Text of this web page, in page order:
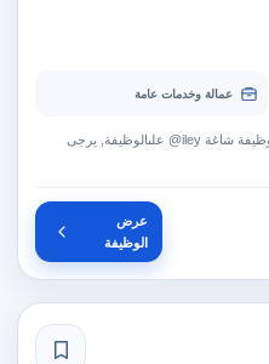
عمالة وخدمات عامة
تعلن شركة م اس للادارة والخدمات فيعمعن وظيفة شاغة ‎ey‏‎@il‏ علىالوظيفة, يرجى
عرض
الوظيفة